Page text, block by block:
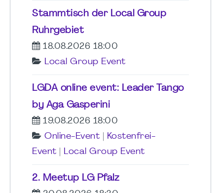
Stammtisch der Local Group
Ruhrgebiet
18.08.2026 18:00
Local Group Event
LGDA online event: Leader Tango
by Aga Gasperini
19.08.2026 18:00
Online-Event
Kostenfrei-
Event
Local Group Event
2. Meetup LG Pfalz